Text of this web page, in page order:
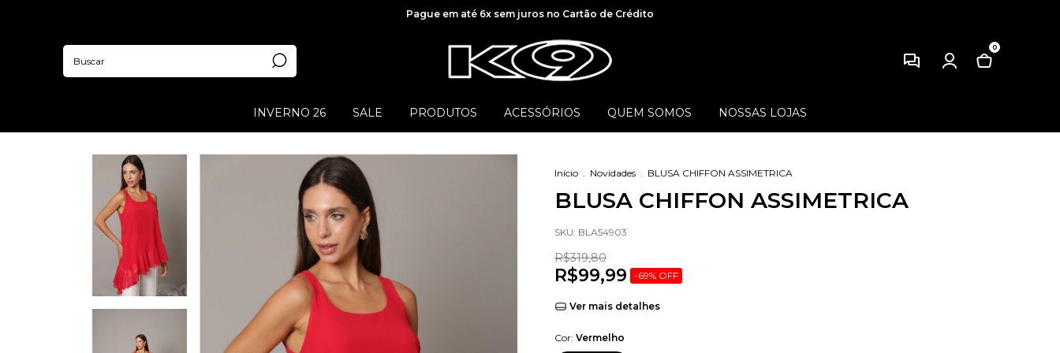
Pague em até 6x sem juros no Cartão de Crédito
0
INVERNO 26 SALE PRODUTOS ACESSÓRIOS QUEM SOMOS NOSSAS LOJAS
Início . Novidades . BLUSA CHIFFON ASSIMETRICA
BLUSA CHIFFON ASSIMETRICA
SKU: BLA54903
R$319,80
R$99,99 -69% OFF
Ver mais detalhes
Cor: Vermelho